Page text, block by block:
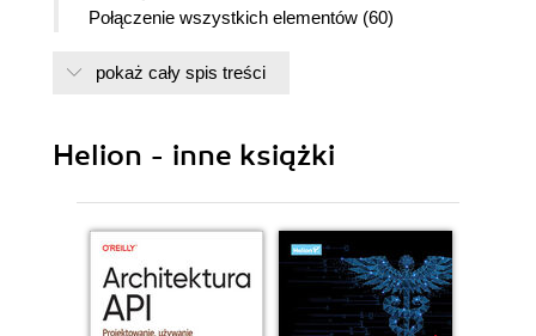
Połączenie wszystkich elementów (60)
Przygotowanie taśmy do filmowania (63)
Wykorzystanie kodu czasowego (67)
Ewidencjonowanie scen (69)
Transmisja materiału wideo do komputera (70)
Edycja wideo (72)
Dodawanie napisów (76)
Ścieżka dźwiękowa (78)
Tworzenie kopii zapasowych zmontowanego
pokaż cały spis treści
Helion - inne książki